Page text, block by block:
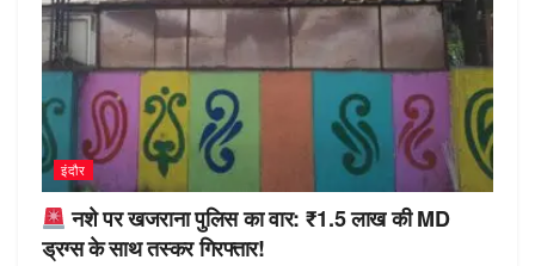
इंदौर
नशे पर खजराना पुलिस का वार: ₹1.5 लाख की MD
ड्रग्स के साथ तस्कर गिरफ्तार!